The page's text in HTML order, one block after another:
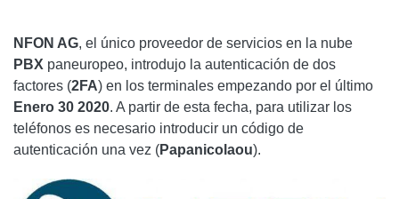
NFON AG, el único proveedor de servicios en la nube
PBX paneuropeo, introdujo la autenticación de dos
factores (2FA) en los terminales empezando por el último
Enero 30 2020. A partir de esta fecha, para utilizar los
teléfonos es necesario introducir un código de
autenticación una vez (Papanicolaou).